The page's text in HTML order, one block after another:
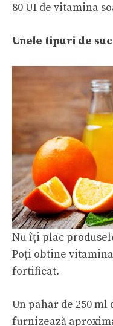
80 UI de vitamina
Unele tipuri de
Nu îți plac
Poți obtine
fortificat.
Un pahar de 250
furnizează